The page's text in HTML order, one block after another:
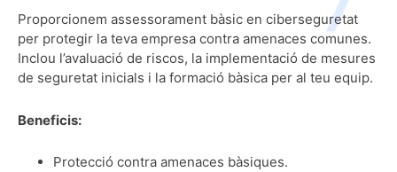
Proporcionem assessorament bàsic en ciberseguretat
per protegir la teva empresa contra amenaces comunes.
Inclou l’avaluació de riscos, la implementació de mesures
de seguretat inicials i la formació bàsica per al teu equip.
Beneficis:
Protecció contra amenaces bàsiques.